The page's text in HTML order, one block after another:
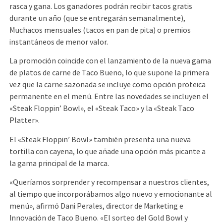
rasca y gana. Los ganadores podrán recibir tacos gratis
durante un año (que se entregarán semanalmente),
Muchacos mensuales (tacos en pan de pita) o premios
instantáneos de menor valor.
La promoción coincide con el lanzamiento de la nueva gama
de platos de carne de Taco Bueno, lo que supone la primera
vez que la carne sazonada se incluye como opción proteica
permanente en el menú. Entre las novedades se incluyen el
«Steak Floppin’ Bowl», el «Steak Taco» y la «Steak Taco
Platter».
El «Steak Floppin’ Bowl» también presenta una nueva
tortilla con cayena, lo que añade una opción más picante a
la gama principal de la marca.
«Queríamos sorprender y recompensar a nuestros clientes,
al tiempo que incorporábamos algo nuevo y emocionante al
menú», afirmó Dani Perales, director de Marketing e
Innovación de Taco Bueno. «El sorteo del Gold Bowl y